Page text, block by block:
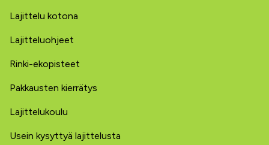
Lajittelu kotona
Lajitteluohjeet
Rinki-ekopisteet
Pakkausten kierrätys
Lajittelukoulu
Usein kysyttyä lajittelusta